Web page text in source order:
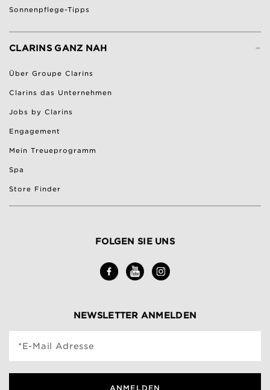
Sonnenpflege-Tipps
-
CLARINS GANZ NAH
Über Groupe Clarins
Clarins das Unternehmen
Jobs by Clarins
Engagement
Mein Treueprogramm
Spa
Store Finder
FOLGEN SIE UNS
NEWSLETTER ANMELDEN
*E-Mail Adresse
ANMELDEN